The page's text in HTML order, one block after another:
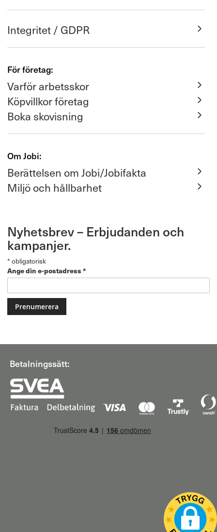
Integritet / GDPR
För företag:
Varför arbetsskor
Köpvillkor företag
Boka skovisning
Om Jobi:
Berättelsen om Jobi/Jobifakta
Miljö och hållbarhet
Nyhetsbrev – Erbjudanden och
kampanjer.
* obligatorisk
Ange din e-postadress *
Betalningssätt: